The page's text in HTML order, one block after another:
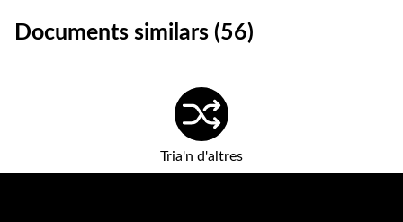
Documents similars (56)
Tria'n d'altres